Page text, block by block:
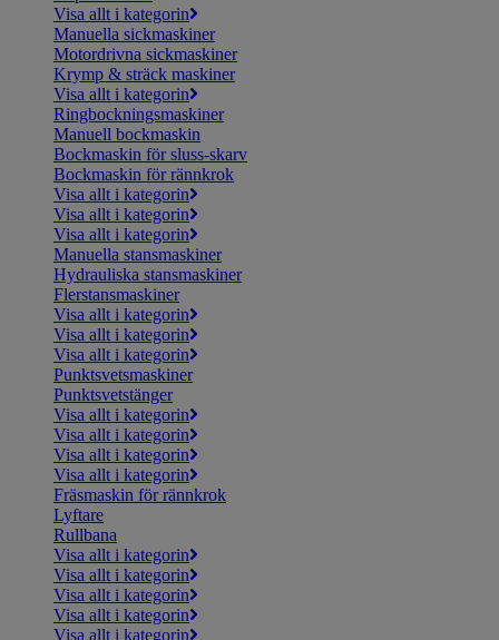
Visa allt i kategorin
Manuella sickmaskiner
Motordrivna sickmaskiner
Krymp & sträck maskiner
Visa allt i kategorin
Ringbockningsmaskiner
Manuell bockmaskin
Bockmaskin för sluss-skarv
Bockmaskin för rännkrok
Visa allt i kategorin
Visa allt i kategorin
Visa allt i kategorin
Manuella stansmaskiner
Hydrauliska stansmaskiner
Flerstansmaskiner
Visa allt i kategorin
Visa allt i kategorin
Visa allt i kategorin
Punktsvetsmaskiner
Punktsvetstänger
Visa allt i kategorin
Visa allt i kategorin
Visa allt i kategorin
Visa allt i kategorin
Fräsmaskin för rännkrok
Lyftare
Rullbana
Visa allt i kategorin
Visa allt i kategorin
Visa allt i kategorin
Visa allt i kategorin
Visa allt i kategorin